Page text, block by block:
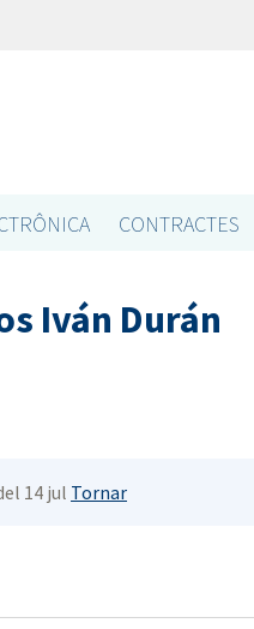
CONTRACTES
Iván Durán
14 jul Tornar